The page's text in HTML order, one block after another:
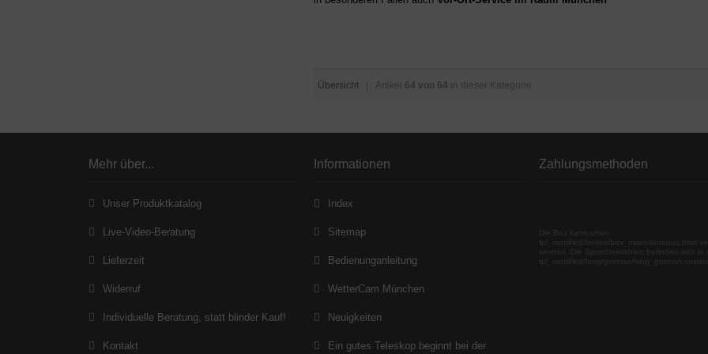
Übersicht | Artikel 64 von 64 in dieser Kategorie
Mehr über...
Unser Produktkatalog
Live-Video-Beratung
Lieferzeit
Widerruf
Individuelle Beratung, statt blinder Kauf!
Kontakt
Informationen
Index
Sitemap
Bedienunganleitung
WetterCam München
Neuigkeiten
Ein gutes Teleskop beginnt bei der
Zahlungsmethoden
Die Box kann unter
tpl_modified/boxes/box_miscellaneous.html
werden. Die Sprachvariablen befinden sich in